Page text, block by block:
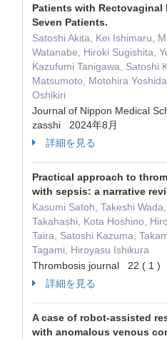
Patients with
Seven Patients.
Satoshi Akita, Kei Ishimaru,
Watanabe, Hiroki Sugishita,
Kazufumi Tanigawa, Satoshi
Matsumoto, Motohira
Oshikiri
Journal of Nippon Medical
zasshi 2024年8月
詳細を見る
Practical approach to
with sepsis: a narrative
Kasumi Satoh, Takeshi
Takahashi, Kota Hoshino,
Taira, Satoshi Kazuma,
Tagami, Hiroyasu Ishikura
Thrombosis journal 22 ( 1
詳細を見る
A case of robot-assisted
with anomalous venous